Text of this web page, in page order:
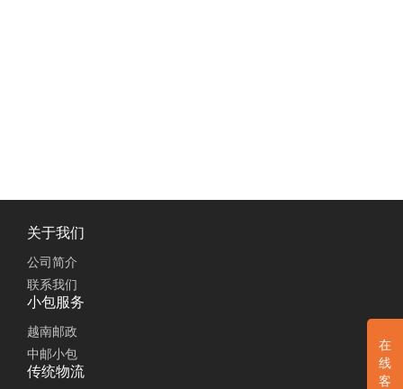
关于我们
公司简介
联系我们
小包服务
越南邮政
中邮小包
传统物流
在
线
客